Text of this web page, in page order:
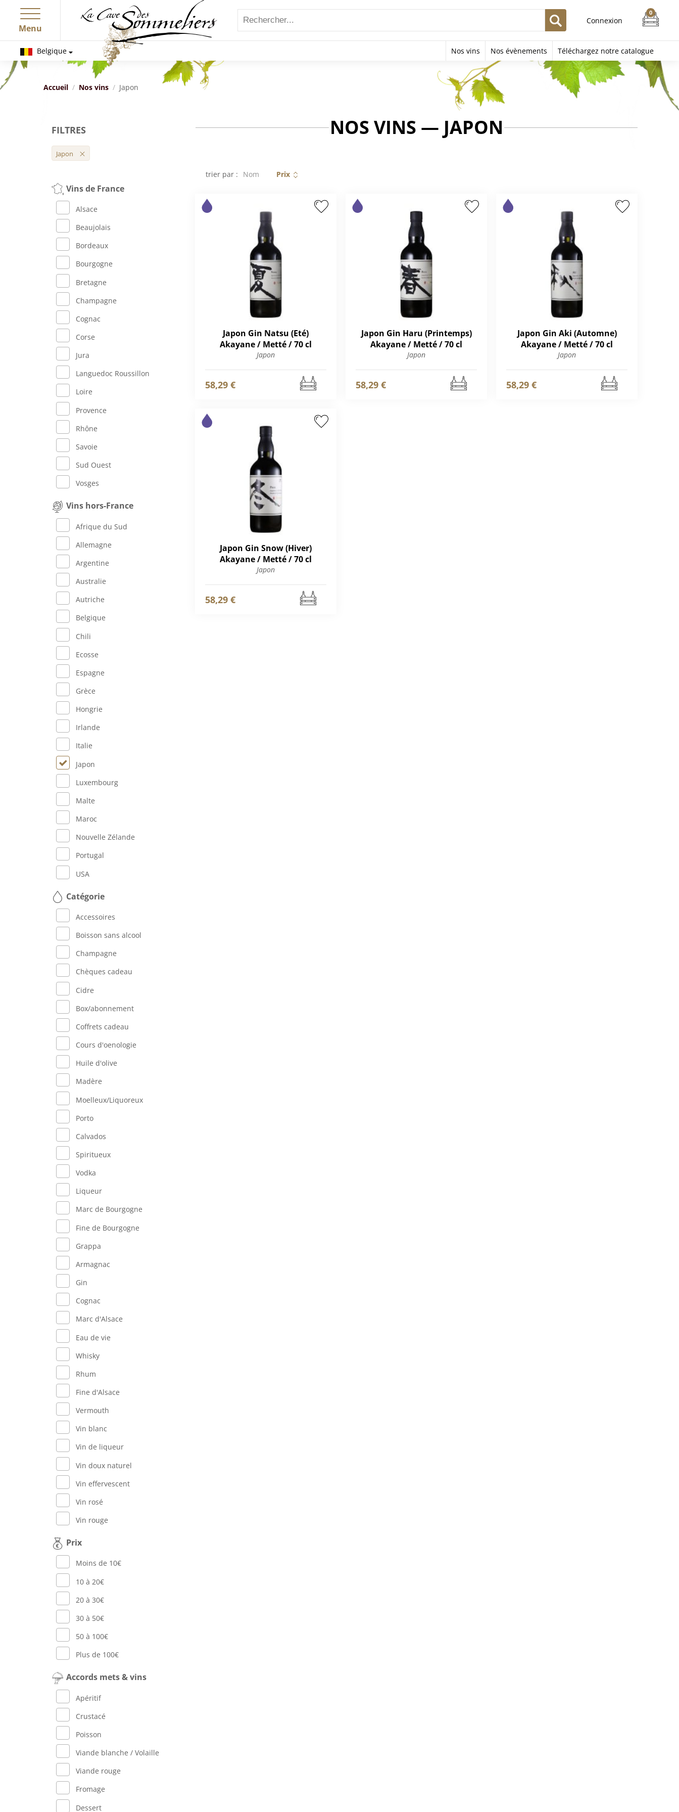
Connexion
Menu
Belgique Nos vins Nos évènements Téléchargez notre catalogue
Accueil Nos vins Japon
FILTRES
Japon
Vins de France
Alsace
Beaujolais
Bordeaux
Bourgogne
Bretagne
Champagne
Cognac
Corse
Jura
Languedoc Roussillon
Loire
Provence
Rhône
Savoie
Sud Ouest
Vosges
Vins hors-France
Afrique du Sud
Allemagne
Argentine
Australie
Autriche
Belgique
Chili
Ecosse
Espagne
Grèce
Hongrie
Irlande
Italie
Japon
Luxembourg
Malte
Maroc
Nouvelle Zélande
Portugal
USA
Catégorie
Accessoires
Boisson sans alcool
Champagne
Chèques cadeau
Cidre
Box/abonnement
Coffrets cadeau
Cours d'oenologie
Huile d'olive
Madère
Moelleux/Liquoreux
Porto
Calvados
Spiritueux
Vodka
Liqueur
Marc de Bourgogne
Fine de Bourgogne
Grappa
Armagnac
Gin
Cognac
Marc d'Alsace
Eau de vie
Whisky
Rhum
Fine d'Alsace
Vermouth
Vin blanc
Vin de liqueur
Vin doux naturel
Vin effervescent
Vin rosé
Vin rouge
Prix
Moins de 10€
10 à 20€
20 à 30€
30 à 50€
50 à 100€
Plus de 100€
Accords mets & vins
Apéritif
Crustacé
Poisson
Viande blanche / Volaille
Viande rouge
Fromage
Dessert
NOS VINS — JAPON
trier par : Nom Prix
Japon Gin Natsu (Eté)
Akayane / Metté / 70 cl
Japon
58,29 €
Japon Gin Haru (Printemps)
Akayane / Metté / 70 cl
Japon
58,29 €
Japon Gin Aki (Automne)
Akayane / Metté / 70 cl
Japon
58,29 €
Japon Gin Snow (Hiver)
Akayane / Metté / 70 cl
Japon
58,29 €